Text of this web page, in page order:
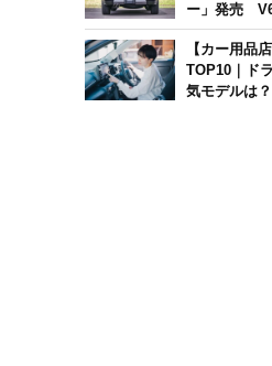
ー」発売
インを両立
【カー用品
TOP10｜ド
気モデルは